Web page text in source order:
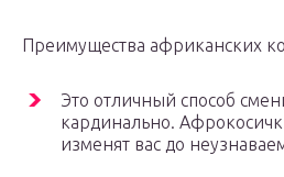
Преимущества африканских
Это отличный способ
кардинально.
изменят вас до